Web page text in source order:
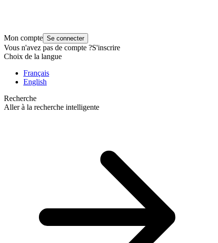
Mon compte Se connecter
Vous n'avez pas de compte ?S'inscrire
Choix de la langue
Français
English
Recherche
Aller à la recherche intelligente